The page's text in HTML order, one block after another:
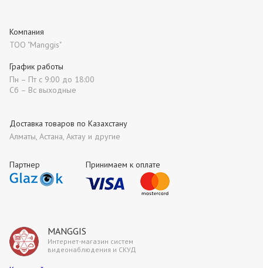
MANGGIS
Интернет-магазин систем
видеонаблюдения и СКУД
Партнер Принимаем к оплате
Компания
ТОО "Manggis"
Доставка товаров по Казахстану
Алматы, Астана, Актау и другие
График работы
Пн – Пт с 9:00 до 18:00
Сб – Вс выходные